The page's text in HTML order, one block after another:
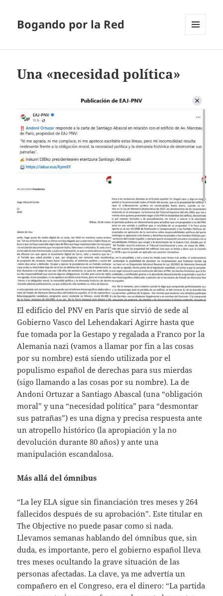
Bogando por la Red
Una «necesidad política»
El edificio del PNV en París que sirvió de sede al
Gobierno Vasco del Lehendakari Agirre hasta que
fue tomada por la Gestapo y regalada a Franco por la
Alemania nazi (vamos a llamar por fin a las cosas
por su nombre) está siendo utilizada por el
populismo español de derechas para sus mierdas
(sigo llamando a las cosas por su nombre). La de
Andoni Ortuzar a Santiago Abascal (una “obligación
moral” y una “necesidad política” para “desmontar
sus patrañas”) es una digna y precisa respuesta ante
un atropello histórico (la apropiación y la no
devolución durante 80 años) y ante una
manipulación escandalosa.
Más allá del ómnibus
“La ley ELA sigue sin financiación tres meses y 264
fallecidos después de su aprobación”. Este titular en
The Objective no puede pasar como si nada.
Llevamos semanas hablando del ómnibus que, sin
duda, es importante, pero el gobierno español lleva
tres meses ocultando la grave situación de las
personas afectadas. La clave, ya me advertía un
compañero en el Congreso, era el dinero: “La partida